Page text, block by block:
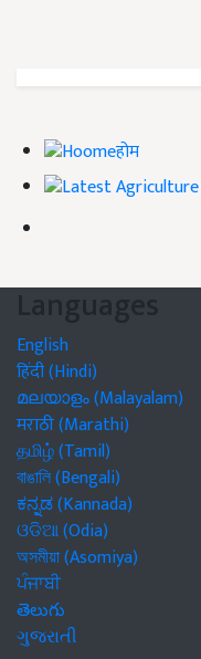
होम
Languages
English
हिंदी (Hindi)
മലയാളം (Malayalam)
मराठी (Marathi)
தமிழ் (Tamil)
বাঙালি (Bengali)
ಕನ್ನಡ (Kannada)
ଓଡିଆ (Odia)
অসমীয়া (Asomiya)
ਪੰਜਾਬੀ
తెలుగు
ગુજરાતી